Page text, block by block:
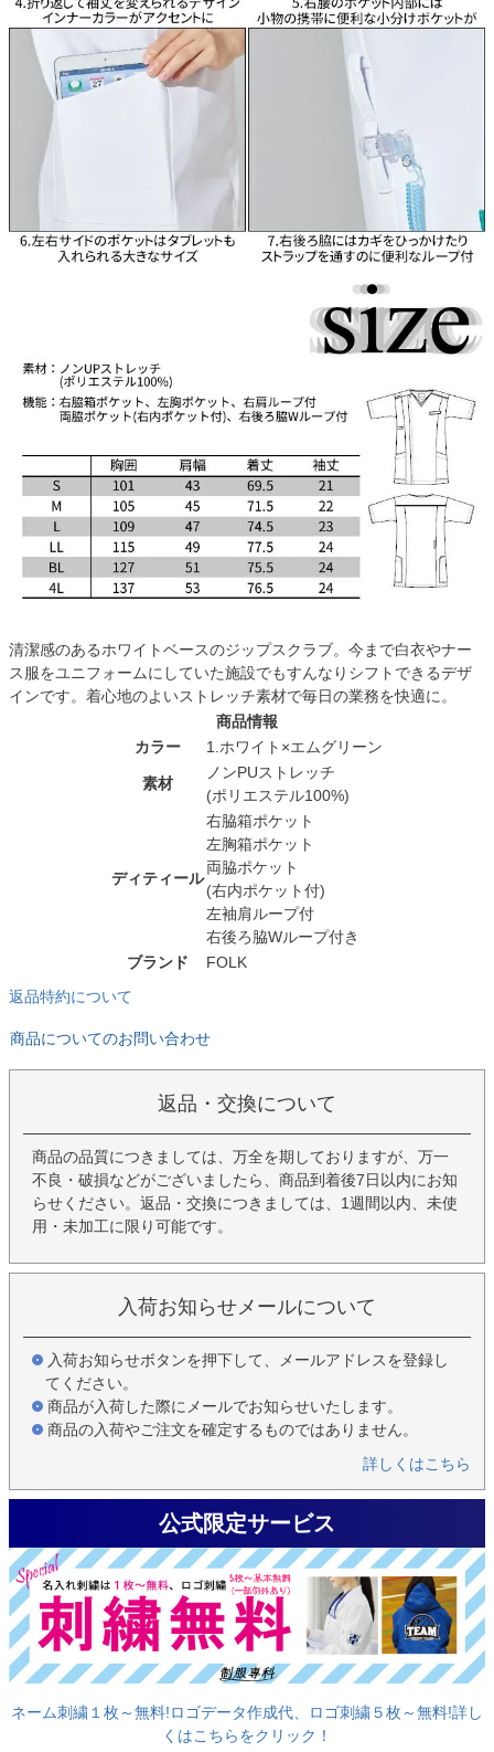
清潔感のあるホワイトベースのジップスクラブ。今まで白衣やナー
ス服をユニフォームにしていた施設でもすんなりシフトできるデザ
インです。着心地のよいストレッチ素材で毎日の業務を快適に。
商品情報
カラー
1.ホワイト×エムグリーン
素材
ノンPUストレッチ
(ポリエステル100%)
ディティール
右脇箱ポケット
左胸箱ポケット
両脇ポケット
(右内ポケット付)
左袖肩ループ付
右後ろ脇Wループ付き
ブランド
FOLK
返品特約について
商品についてのお問い合わせ
返品・交換について
商品の品質につきましては、万全を期しておりますが、万一
不良・破損などがございましたら、商品到着後7日以内にお知
らせください。返品・交換につきましては、1週間以内、未使
用・未加工に限り可能です。
入荷お知らせメールについて
入荷お知らせボタンを押下して、メールアドレスを登録し
てください。
商品が入荷した際にメールでお知らせいたします。
商品の入荷やご注文を確定するものではありません。
詳しくはこちら
公式限定サービス
ネーム刺繍１枚～無料!ロゴデータ作成代、ロゴ刺繍５枚～無料!詳し
くはこちらをクリック！